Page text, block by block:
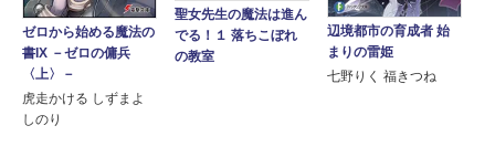
ゼロから始める魔法の
書IX －ゼロの傭兵
〈上〉－
虎走かける しずまよ
しのり
聖女先生の魔法は進ん
でる！１ 落ちこぼれ
の教室
辺境都市の育成者 始
まりの雷姫
七野りく 福きつね